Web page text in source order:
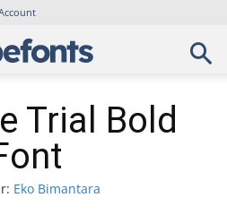
Trial Bold
Eko Bimantara